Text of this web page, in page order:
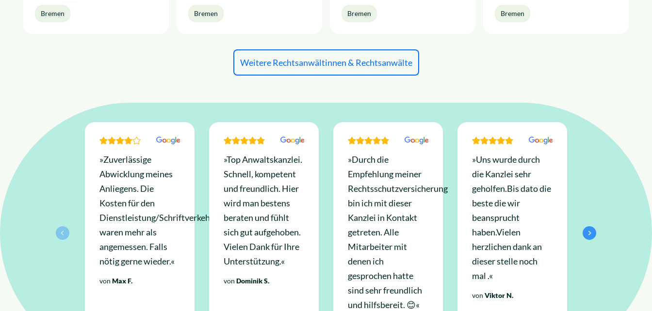
Bremen Bremen Bremen Bremen
Weitere Rechtsanwältinnen & Rechtsanwälte
»Zuverlässige
Abwicklung meines
Anliegens. Die
Kosten für den
Dienstleistung/Schriftverkehr
waren mehr als
angemessen. Falls
nötig gerne wieder.«
von Max F.
»Top Anwaltskanzlei.
Schnell, kompetent
und freundlich. Hier
wird man bestens
beraten und fühlt
sich gut aufgehoben.
Vielen Dank für Ihre
Unterstützung.«
von Dominik S.
»Durch die
Empfehlung meiner
Rechtsschutzversicherung
bin ich mit dieser
Kanzlei in Kontakt
getreten. Alle
Mitarbeiter mit
denen ich
gesprochen hatte
sind sehr freundlich
und hilfsbereit. 😊«
»Uns wurde durch
die Kanzlei sehr
geholfen.Bis dato die
beste die wir
beansprucht
haben.Vielen
herzlichen dank an
dieser stelle noch
mal .«
von Viktor N.
»Ich bedanke
sehr für die
Behandlung
schnelle
und rate